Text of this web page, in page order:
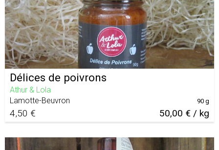
Délices de poivrons
Athur & Lola
Lamotte-Beuvron
4,50 € 50,00 € / kg
90 g